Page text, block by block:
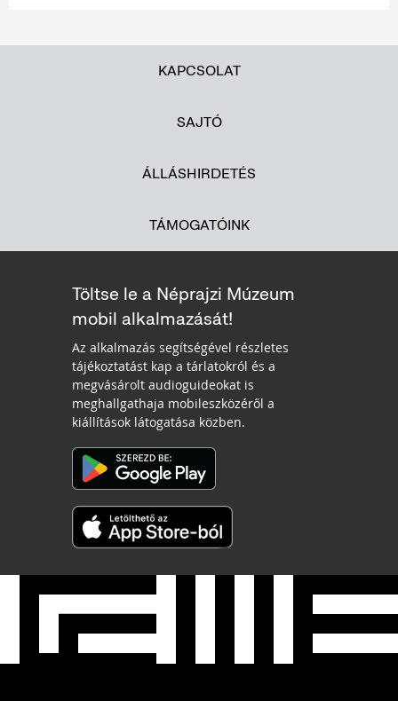
KAPCSOLAT
SAJTÓ
ÁLLÁSHIRDETÉS
TÁMOGATÓINK
Töltse le a Néprajzi Múzeum
mobil alkalmazását!
Az alkalmazás segítségével részletes
tájékoztatást kap a tárlatokról és a
megvásárolt audioguideokat is
meghallgathaja mobileszközéről a
kiállítások látogatása közben.